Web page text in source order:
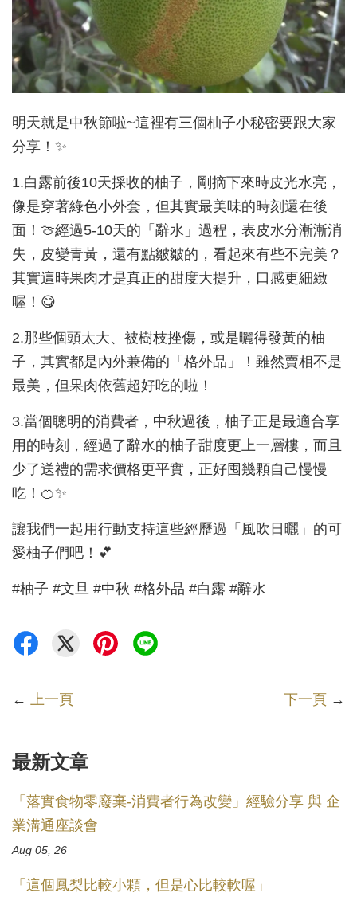
明天就是中秋節啦~這裡有三個柚子小秘密要跟大家
分享！✨
1.白露前後10天採收的柚子，剛摘下來時皮光水亮，
像是穿著綠色小外套，但其實最美味的時刻還在後
面！🍈經過5-10天的「辭水」過程，表皮水分漸漸消
失，皮變青黃，還有點皺皺的，看起來有些不完美？
其實這時果肉才是真正的甜度大提升，口感更細緻
喔！😋
2.那些個頭太大、被樹枝挫傷，或是曬得發黃的柚
子，其實都是內外兼備的「格外品」！雖然賣相不是
最美，但果肉依舊超好吃的啦！
3.當個聰明的消費者，中秋過後，柚子正是最適合享
用的時刻，經過了辭水的柚子甜度更上一層樓，而且
少了送禮的需求價格更平實，正好囤幾顆自己慢慢
吃！🍊✨
讓我們一起用行動支持這些經歷過「風吹日曬」的可
愛柚子們吧！💕
#柚子 #文旦 #中秋 #格外品 #白露 #辭水
← 上一頁 下一頁 →
最新文章
「落實食物零廢棄-消費者行為改變」經驗分享 與 企
業溝通座談會
Aug 05, 26
「這個鳳梨比較小顆，但是心比較軟喔」